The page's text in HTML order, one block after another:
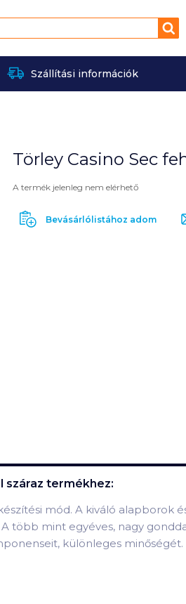
Szállítási információk
Törley Casino Sec
A termék jelenleg nem elérhető
Bevásárlólistához adom
száraz termékhez:
mód. A kiváló alapborok
több mint egyéves, nagy
különleges minőségét.